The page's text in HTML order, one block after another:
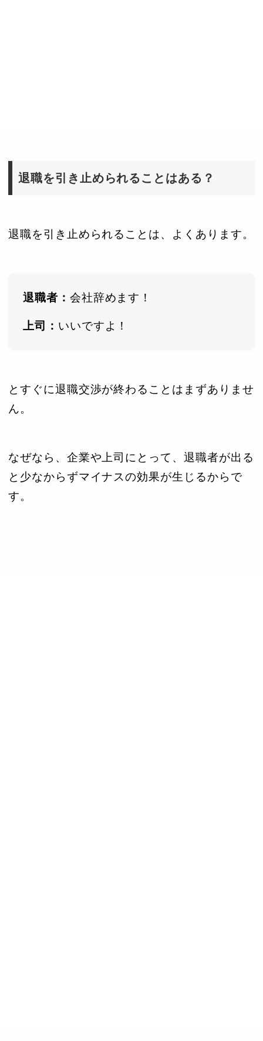
退職を引き止められることはある？
退職を引き止められることは、よくあります。
退職者： 会社辞めます！
上司： いいですよ！
とすぐに退職交渉が終わることはまずありませ
ん。
なぜなら、企業や上司にとって、退職者が出る
と少なからずマイナスの効果が生じるからで
す。